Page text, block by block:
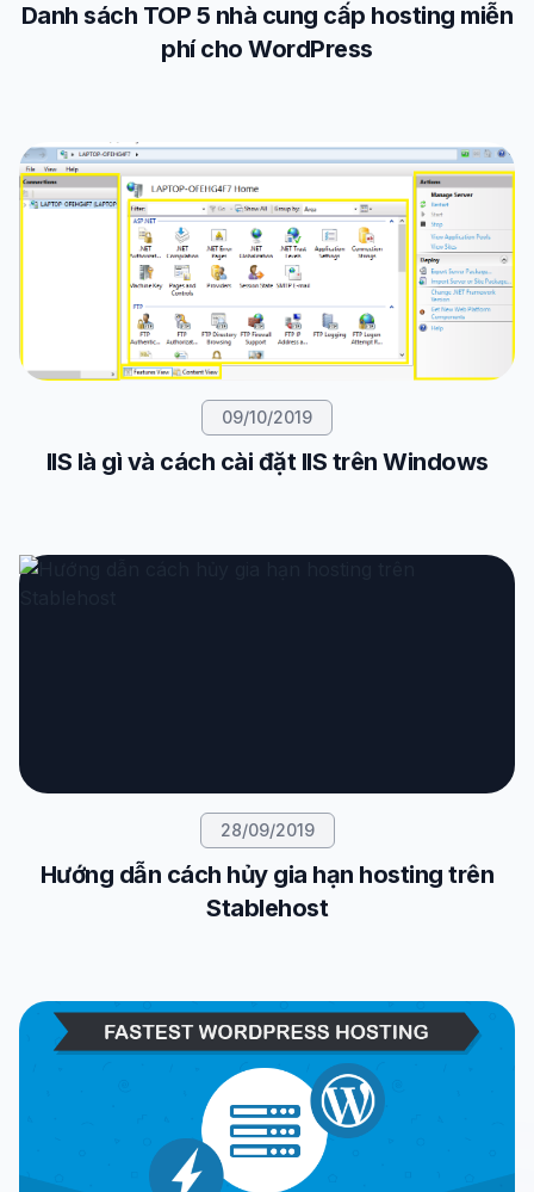
Danh sách TOP 5 nhà cung cấp hosting miễn
phí cho WordPress
09/10/2019
IIS là gì và cách cài đặt IIS trên Windows
28/09/2019
Hướng dẫn cách hủy gia hạn hosting trên
Stablehost